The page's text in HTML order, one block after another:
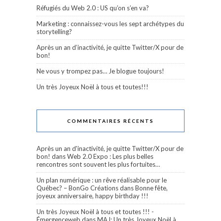
Réfugiés du Web 2.0 : US qu’on s’en va?
Marketing : connaissez-vous les sept archétypes du
storytelling?
Après un an d’inactivité, je quitte Twitter/X pour de
bon!
Ne vous y trompez pas… Je blogue toujours!
Un très Joyeux Noël à tous et toutes!!!
COMMENTAIRES RÉCENTS
Après un an d'inactivité, je quitte Twitter/X pour de
bon! dansWeb 2.0 Expo : Les plus belles
rencontres sont souvent les plus fortuites…
Un plan numérique : un rêve réalisable pour le
Québec? – BonGo CréationsdansBonne fête,
joyeux anniversaire, happy birthday !!!
Un très Joyeux Noël à tous et toutes !!! -